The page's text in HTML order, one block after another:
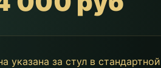
указана за стул в